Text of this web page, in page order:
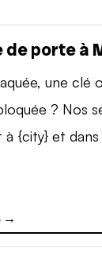
de porte à
une clé
? Nos
à {city} et
→